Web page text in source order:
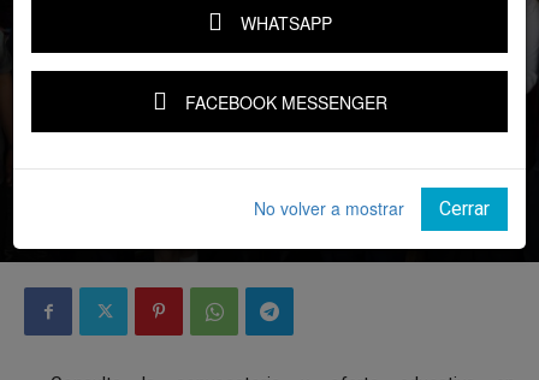
¡Tu lugar está asegurado! Guía para
WHATSAPP
FACEBOOK MESSENGER
No volver a mostrar Cerrar